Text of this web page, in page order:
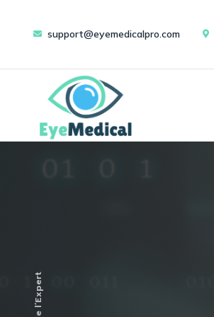
support@eyemedicalpro.com